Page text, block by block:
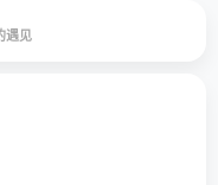
遇见